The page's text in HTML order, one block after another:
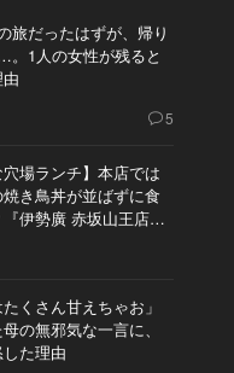
旅だったはずが、帰り
。1人の女性が残ると
5
穴場ランチ】本店では
き鳥丼が並ばずに食
伊勢廣 赤坂山王店』
たくさん甘えちゃお」
の無邪気な一言に、
た理由